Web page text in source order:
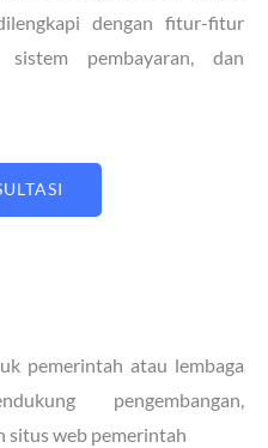
dengan fitur-fitur
pembayaran, dan
pemerintah atau lembaga
pengembangan,
situs web pemerintah